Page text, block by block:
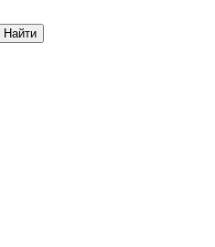
Найти